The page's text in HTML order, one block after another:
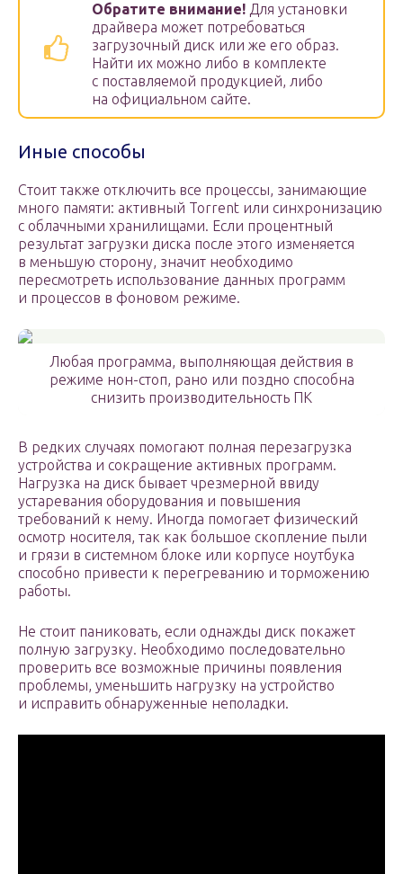
Обратите внимание! Для установки
драйвера может потребоваться
загрузочный диск или же его образ.
Найти их можно либо в комплекте
с поставляемой продукцией, либо
на официальном сайте.
Иные способы
Стоит также отключить все процессы, занимающие
много памяти: активный Torrent или синхронизацию
с облачными хранилищами. Если процентный
результат загрузки диска после этого изменяется
в меньшую сторону, значит необходимо
пересмотреть использование данных программ
и процессов в фоновом режиме.
Любая программа, выполняющая действия в
режиме нон-стоп, рано или поздно способна
снизить производительность ПК
В редких случаях помогают полная перезагрузка
устройства и сокращение активных программ.
Нагрузка на диск бывает чрезмерной ввиду
устаревания оборудования и повышения
требований к нему. Иногда помогает физический
осмотр носителя, так как большое скопление пыли
и грязи в системном блоке или корпусе ноутбука
способно привести к перегреванию и торможению
работы.
Не стоит паниковать, если однажды диск покажет
полную загрузку. Необходимо последовательно
проверить все возможные причины появления
проблемы, уменьшить нагрузку на устройство
и исправить обнаруженные неполадки.